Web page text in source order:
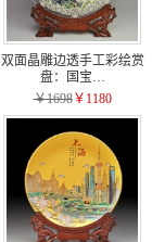
双面晶雕边透手工彩绘赏
盘：国宝…
￥1698￥1180